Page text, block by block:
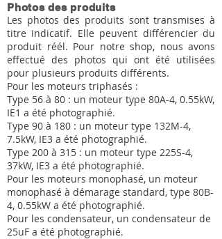
Photos des produits
Les photos des produits sont transmises à
titre indicatif. Elle peuvent différencier du
produit réél. Pour notre shop, nous avons
effectué des photos qui ont été utilisées
pour plusieurs produits différents.
Pour les moteurs triphasés :
Type 56 à 80 : un moteur type 80A-4, 0.55kW,
IE1 a été photographié.
Type 90 à 180 : un moteur type 132M-4,
7.5kW, IE3 a été photographié.
Type 200 à 315 : un moteur type 225S-4,
37kW, IE3 a été photographié.
Pour les moteurs monophasé, un moteur
monophasé à démarage standard, type 80B-
4, 0.55kW a été photographié.
Pour les condensateur, un condensateur de
25uF a été photographié.